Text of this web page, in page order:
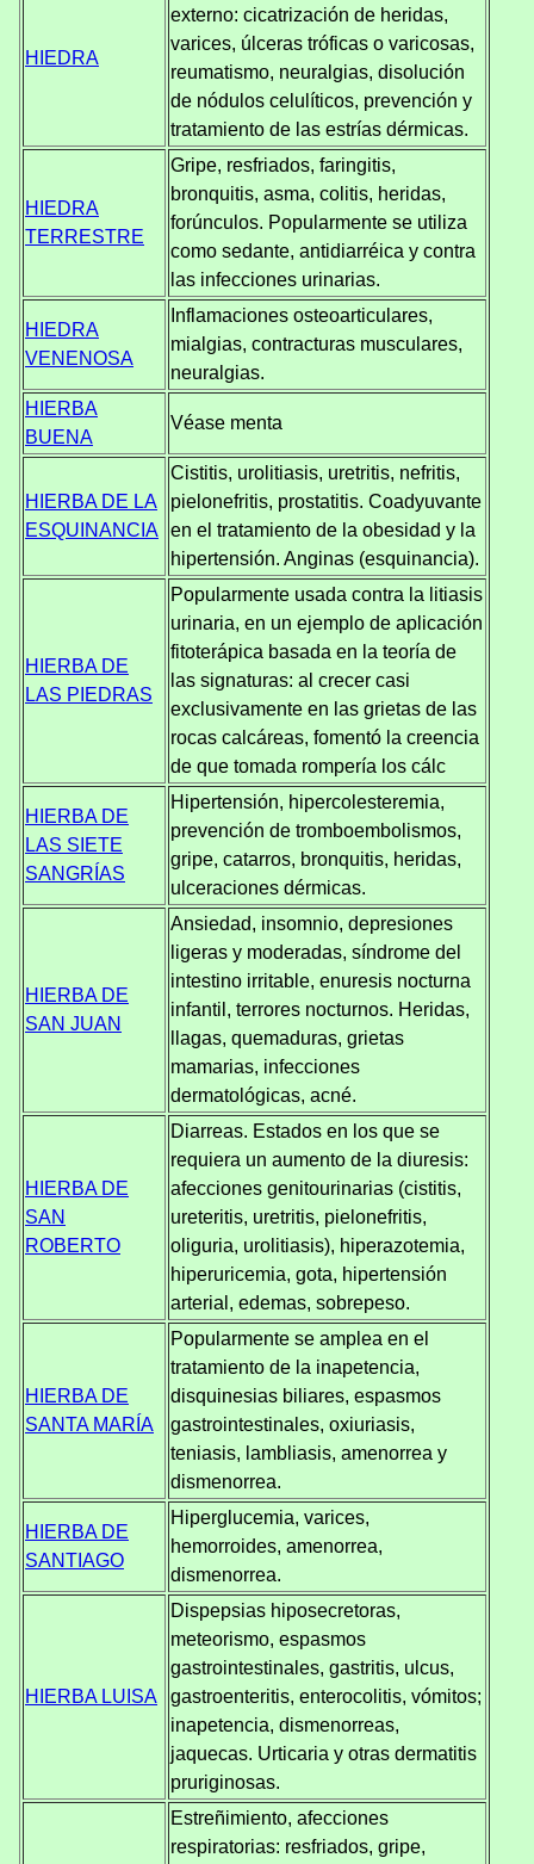
HIEDRA
externo: cicatrización de heridas,
varices, úlceras tróficas o varicosas,
reumatismo, neuralgias, disolución
de nódulos celulíticos, prevención y
tratamiento de las estrías dérmicas.
HIEDRA
TERRESTRE
Gripe, resfriados, faringitis,
bronquitis, asma, colitis, heridas,
forúnculos. Popularmente se utiliza
como sedante, antidiarréica y contra
las infecciones urinarias.
HIEDRA
VENENOSA
Inflamaciones osteoarticulares,
mialgias, contracturas musculares,
neuralgias.
HIERBA
BUENA
Véase menta
HIERBA DE LA
ESQUINANCIA
Cistitis, urolitiasis, uretritis, nefritis,
pielonefritis, prostatitis. Coadyuvante
en el tratamiento de la obesidad y la
hipertensión. Anginas (esquinancia).
HIERBA DE
LAS PIEDRAS
Popularmente usada contra la litiasis
urinaria, en un ejemplo de aplicación
fitoterápica basada en la teoría de
las signaturas: al crecer casi
exclusivamente en las grietas de las
rocas calcáreas, fomentó la creencia
de que tomada rompería los cálc
HIERBA DE
LAS SIETE
SANGRÍAS
Hipertensión, hipercolesteremia,
prevención de tromboembolismos,
gripe, catarros, bronquitis, heridas,
ulceraciones dérmicas.
HIERBA DE
SAN JUAN
Ansiedad, insomnio, depresiones
ligeras y moderadas, síndrome del
intestino irritable, enuresis nocturna
infantil, terrores nocturnos. Heridas,
llagas, quemaduras, grietas
mamarias, infecciones
dermatológicas, acné.
HIERBA DE
SAN
ROBERTO
Diarreas. Estados en los que se
requiera un aumento de la diuresis:
afecciones genitourinarias (cistitis,
ureteritis, uretritis, pielonefritis,
oliguria, urolitiasis), hiperazotemia,
hiperuricemia, gota, hipertensión
arterial, edemas, sobrepeso.
HIERBA DE
SANTA MARÍA
Popularmente se amplea en el
tratamiento de la inapetencia,
disquinesias biliares, espasmos
gastrointestinales, oxiuriasis,
teniasis, lambliasis, amenorrea y
dismenorrea.
HIERBA DE
SANTIAGO
Hiperglucemia, varices,
hemorroides, amenorrea,
dismenorrea.
HIERBA LUISA
Dispepsias hiposecretoras,
meteorismo, espasmos
gastrointestinales, gastritis, ulcus,
gastroenteritis, enterocolitis, vómitos;
inapetencia, dismenorreas,
jaquecas. Urticaria y otras dermatitis
pruriginosas.
Estreñimiento, afecciones
respiratorias: resfriados, gripe,